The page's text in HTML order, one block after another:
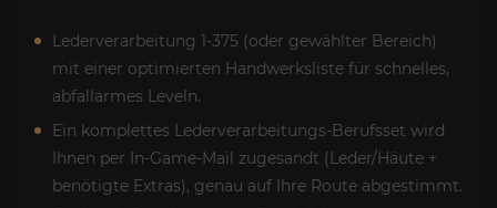
Lederverarbeitung 1-375 (oder gewählter Bereich)
mit einer optimierten Handwerksliste für schnelles,
abfallarmes Leveln.
Ein komplettes Lederverarbeitungs-Berufsset wird
Ihnen per In-Game-Mail zugesandt (Leder/Häute +
benötigte Extras), genau auf Ihre Route abgestimmt.